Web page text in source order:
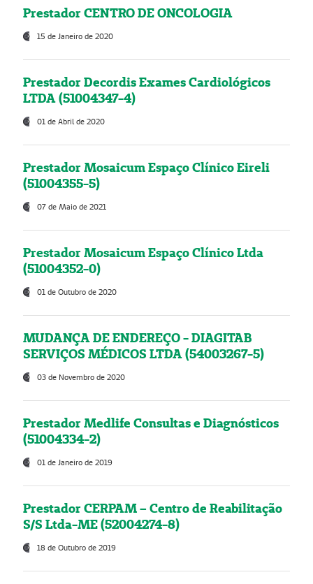
Prestador CENTRO DE ONCOLOGIA
15 de Janeiro de 2020
Prestador Decordis Exames Cardiológicos
LTDA (51004347-4)
01 de Abril de 2020
Prestador Mosaicum Espaço Clínico Eireli
(51004355-5)
07 de Maio de 2021
Prestador Mosaicum Espaço Clínico Ltda
(51004352-0)
01 de Outubro de 2020
MUDANÇA DE ENDEREÇO - DIAGITAB
SERVIÇOS MÉDICOS LTDA (54003267-5)
03 de Novembro de 2020
Prestador Medlife Consultas e Diagnósticos
(51004334-2)
01 de Janeiro de 2019
Prestador CERPAM – Centro de Reabilitação
S/S Ltda-ME (52004274-8)
18 de Outubro de 2019